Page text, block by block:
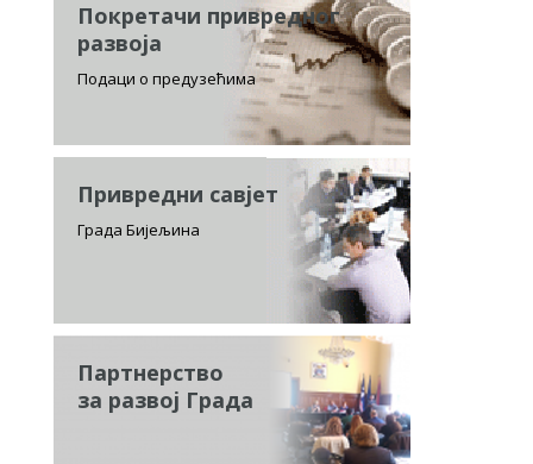
Покретачи привредног
развоја
Подаци о предузећима
Привредни савјет
Града Бијељина
Партнерство
за развој Града